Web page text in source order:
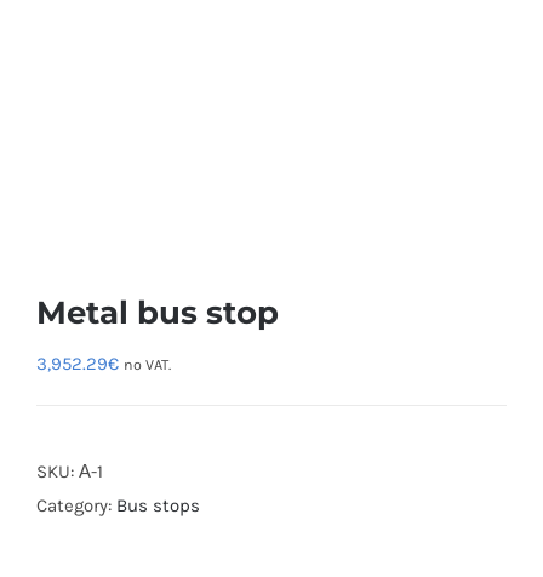
Metal bus stop
3,952.29€ no VAT.
SKU: А-1
Category: Bus stops